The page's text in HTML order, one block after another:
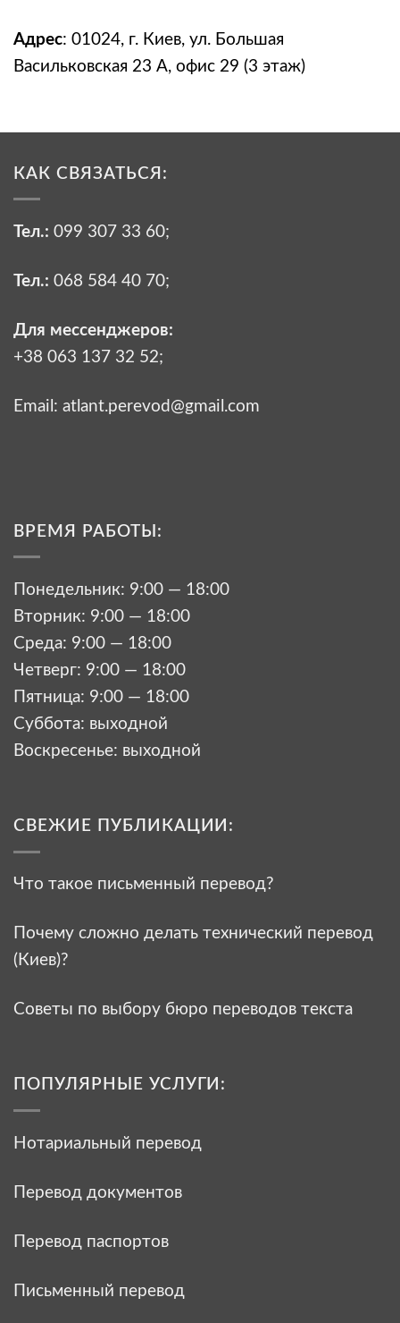
Адрес: 01024, г. Киев, ул. Большая
Васильковская 23 А, офис 29 (3 этаж)
КАК СВЯЗАТЬСЯ:
Тел.: 099 307 33 60;
Тел.: 068 584 40 70;
Для мессенджеров:
+38 063 137 32 52;
Email: atlant.perevod@gmail.com
ВРЕМЯ РАБОТЫ:
Понедельник: 9:00 — 18:00
Вторник: 9:00 — 18:00
Среда: 9:00 — 18:00
Четверг: 9:00 — 18:00
Пятница: 9:00 — 18:00
Суббота: выходной
Воскресенье: выходной
СВЕЖИЕ ПУБЛИКАЦИИ:
Что такое письменный перевод?
Почему сложно делать технический перевод
(Киев)?
Советы по выбору бюро переводов текста
ПОПУЛЯРНЫЕ УСЛУГИ:
Нотариальный перевод
Перевод документов
Перевод паспортов
Письменный перевод